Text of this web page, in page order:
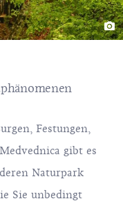
Festungen,
gibt es
Naturpark
Sie unbedingt